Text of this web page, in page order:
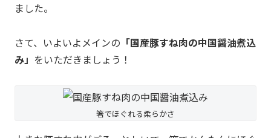
ました。
さて、いよいよメインの 「国産豚すね肉の中国醤油煮込
み」 をいただきましょう！
箸でほぐれる柔らかさ